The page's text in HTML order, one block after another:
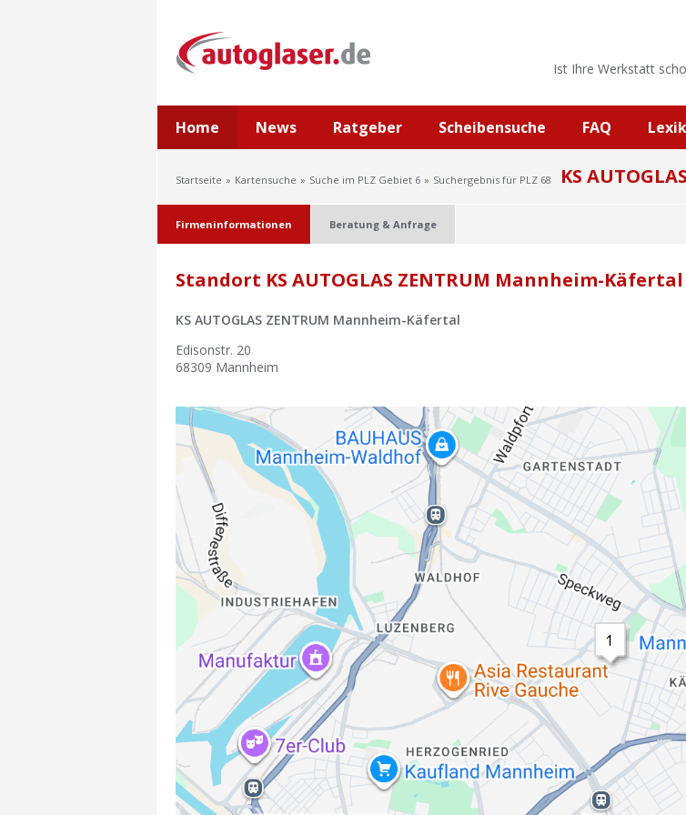
Ist Ihre Werkstatt
Home News Ratgeber Scheibensuche FAQ
Startseite Kartensuche Suche im PLZ Gebiet 6 Suchergebnis für PLZ 68 KS
Firmeninformationen Beratung & Anfrage
Standort KS AUTOGLAS ZENTRUM Mannheim-
KS AUTOGLAS ZENTRUM Mannheim-Käfertal
Edisonstr. 20
68309 Mannheim